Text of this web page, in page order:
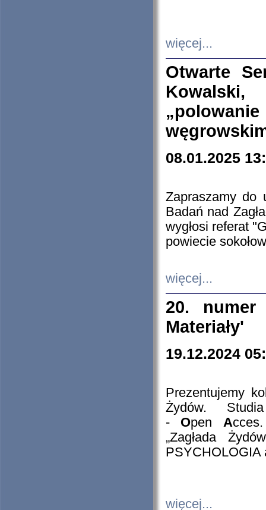
więcej...
Otwarte
08.01.2025
Zapraszamy do
Badań nad
wygłosi referat
powiecie
więcej...
20. numer
Materiały'
19.12.2024
Prezentujemy
Żydów.
- Open A
„Zagłada
PSYCHOLOGIA
więcej...